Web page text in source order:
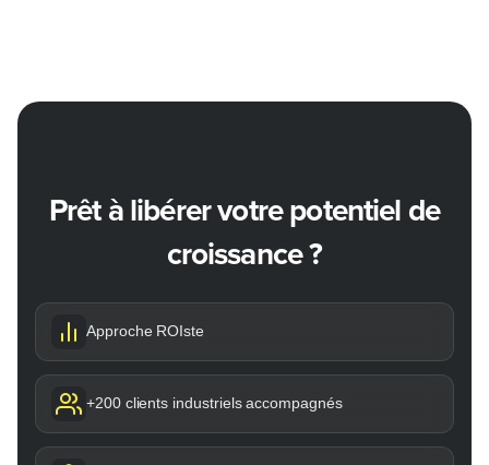
Prêt à libérer votre potentiel de
croissance ?
Approche ROIste
+200 clients industriels accompagnés